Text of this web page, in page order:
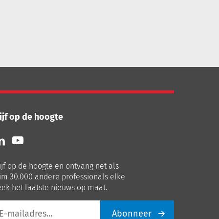
op de hoogte
Volg
ons
Youtube
op de hoogte en ontvang net als
30.000 andere professionals elke
het laatste nieuws op maat.
Abonneer